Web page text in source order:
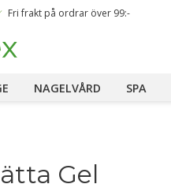
Fri frakt på ordrar över 99:-
NAGELVÅRD SPA
Gel